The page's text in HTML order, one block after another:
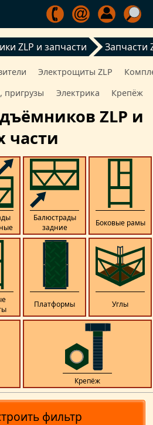
ZLP и запчасти Запчасти
Электрощиты ZLP
пригрузы Электрика Крепёж
ZLP и
части
фильтр
Балюстрады
задние
Боковые рамы
Платформы Углы
Крепёж